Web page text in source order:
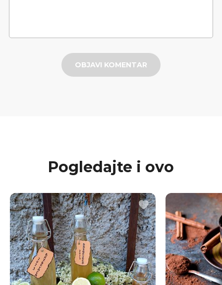
OBJAVI KOMENTAR
Pogledajte i ovo